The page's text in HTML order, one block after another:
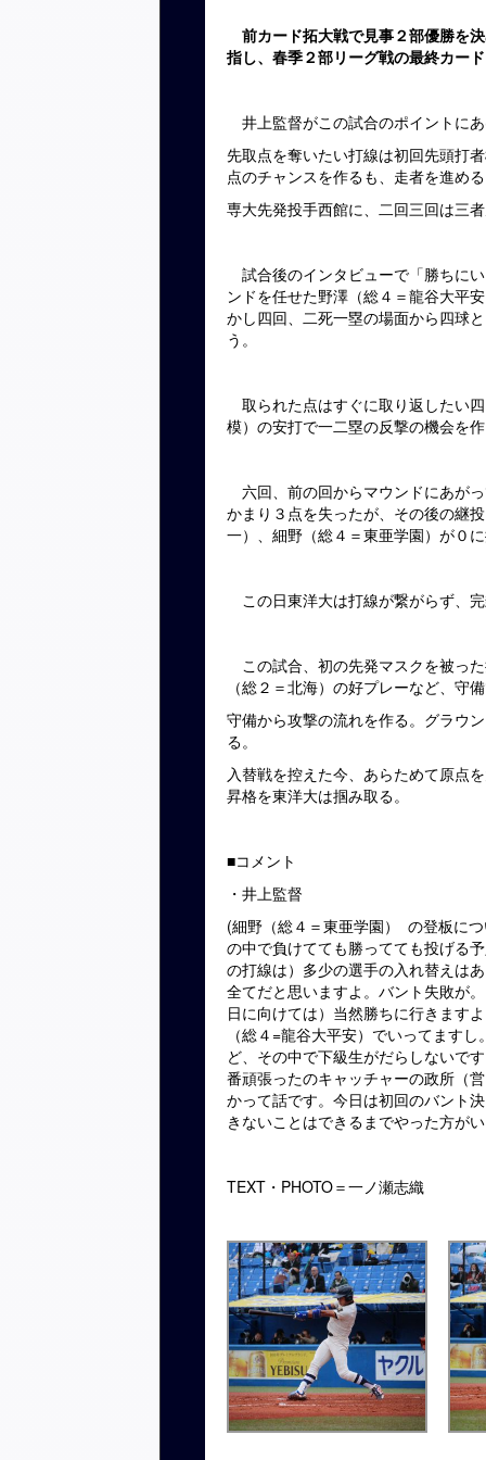
前カード拓大戦で見事２部優勝を
指し、春季２部リーグ戦の最終カー
井上監督がこの試合のポイントに
先取点を奪いたい打線は初回先頭打
点のチャンスを作るも、走者を進め
専大先発投手西館に、二回三回は三
試合後のインタビューで「勝ちに
ンドを任せた野澤（総４＝龍谷大平
かし四回、二死一塁の場面から四球
う。
取られた点はすぐに取り返したい
模）の安打で一二塁の反撃の機会を
六回、前の回からマウンドにあが
かまり３点を失ったが、その後の継
一）、細野（総４＝東亜学園）が０
この日東洋大は打線が繋がらず、
この試合、初の先発マスクを被っ
（総２＝北海）の好プレーなど、守
守備から攻撃の流れを作る。グラウ
る。
入替戦を控えた今、あらためて原点
昇格を東洋大は掴み取る。
■コメント
・井上監督
(細野（総４＝東亜学園） の登板に
の中で負けてても勝ってても投げる
の打線は）多少の選手の入れ替えは
全てだと思いますよ。バント失敗が
日に向けては）当然勝ちに行きます
（総４=龍谷大平安）でいってます
ど、その中で下級生がだらしないで
番頑張ったのキャッチャーの政所（
かって話です。今日は初回のバント
きないことはできるまでやった方が
TEXT・PHOTO＝一ノ瀬志織